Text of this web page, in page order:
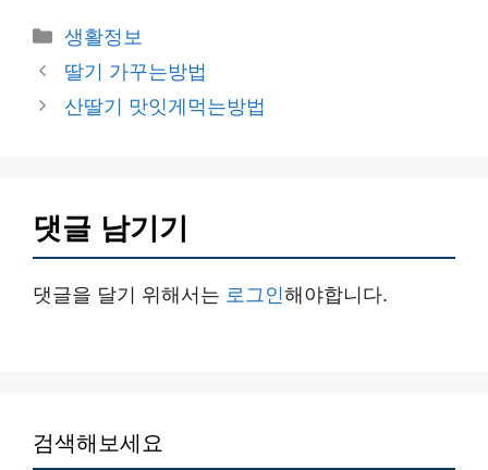
카
테
리
생활정보
딸기 가꾸는방법
산딸기 맛잇게먹는방법
댓글 남기기
댓글을 달기 위해서는 로그인해야합니다.
검색해보세요